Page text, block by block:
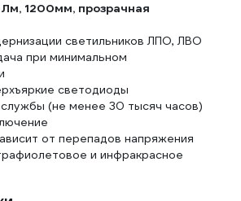
1200мм, прозрачная
светильников ЛПО, ЛВО
при минимальном
светодиоды
(не менее 30 тысяч часов)
от перепадов напряжения
и инфракрасное